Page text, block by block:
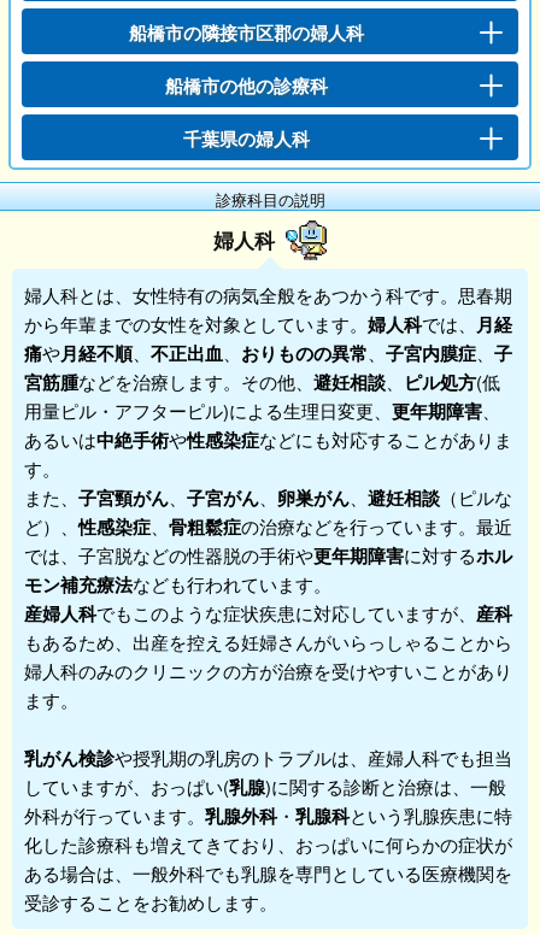
船橋市の隣接市区郡の婦人科
船橋市の他の診療科
千葉県の婦人科
診療科目の説明
婦人科
婦人科とは、女性特有の病気全般をあつかう科です。思春期
から年輩までの女性を対象としています。 婦人科では、 月経
痛や月経不順、 不正出血 おりものの異常 子宮内膜症
子
宮筋腫などを治療します。その他、 避妊相談 ピル処方(低
用量ピル・アフターピル)による生理日変更、 更年期障害
あるいは中絶手術や性感染症などにも対応することがありま
す。
また、 子宮頸がん 子宮がん 卵巣がん 避妊相談 （ピルな
ど）、性感染症 骨粗鬆症の治療などを行っています。最近
では、子宮脱などの性器脱の手術や更年期障害に対するホル
モン補充療法なども行われています。
産婦人科でもこのような症状疾患に対応していますが、 産科
もあるため、出産を控える妊婦さんがいらっしゃることから
婦人科のみのクリニックの方が治療を受けやすいことがあり
ます。
乳がん検診や授乳期の乳房のトラブルは、産婦人科でも担当
していますが、おっぱい(乳腺)に関する診断と治療は、一般
外科が行っています。 乳腺外科・ 乳腺科という乳腺疾患に特
化した診療科も増えてきており、おっぱいに何らかの症状が
ある場合は、一般外科でも乳腺を専門としている医療機関を
受診することをお勧めします。